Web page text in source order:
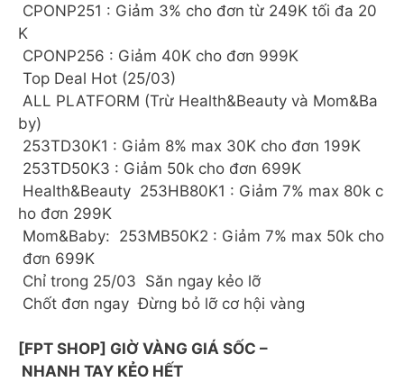
CPONP251 : Giảm 3% cho đơn từ 249K tối đa 20
K
CPONP256 : Giảm 40K cho đơn 999K
Top Deal Hot (25/03)
ALL PLATFORM (Trừ Health&Beauty và Mom&Ba
by)
253TD30K1 : Giảm 8% max 30K cho đơn 199K
253TD50K3 : Giảm 50k cho đơn 699K
Health&Beauty 253HB80K1 : Giảm 7% max 80k c
ho đơn 299K
Mom&Baby: 253MB50K2 : Giảm 7% max 50k cho
đơn 699K
Chỉ trong 25/03 Săn ngay kẻo lỡ
Chốt đơn ngay Đừng bỏ lỡ cơ hội vàng
[FPT SHOP] ️GIỜ VÀNG GIÁ SỐC –
NHANH TAY KẺO HẾT